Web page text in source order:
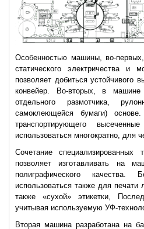
Особенностью машины, во-
статического электричества и
позволяет добиться устойчивого
конвейер. Во-вторых, в
отдельного размотчика,
самоклеющейся бумаги)
транспортирующего
использоваться многократно, для
Сочетание
позволяет изготавливать на
полиграфического
использоваться также для
также «сухой» этикетки,
учитывая используемую УФ-
Вторая машина разработана на